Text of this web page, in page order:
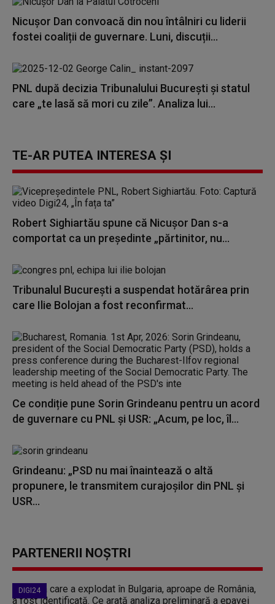
Nicușor Dan convoacă din nou întâlniri cu liderii
fostei coaliții de guvernare. Luni, discuții...
PNL după decizia Tribunalului București și statul
care „te lasă să mori cu zile”. Analiza lui...
TE-AR PUTEA INTERESA ȘI
Robert Sighiartău spune că Nicuşor Dan s-a
comportat ca un președinte „părtinitor, nu...
Tribunalul București a suspendat hotărârea prin
care Ilie Bolojan a fost reconfirmat...
Ce condiție pune Sorin Grindeanu pentru un acord
de guvernare cu PNL și USR: „Acum, pe loc, îl...
Grindeanu: „PSD nu mai înaintează o altă
propunere, le transmitem curajoșilor din PNL și
USR...
PARTENERII NOȘTRI
DIGI24